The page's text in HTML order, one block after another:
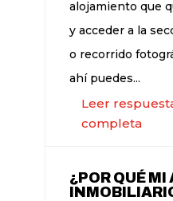
alojamiento que
y acceder a la
o recorrido
ahí puedes...
Leer
completa
¿POR QUÉ